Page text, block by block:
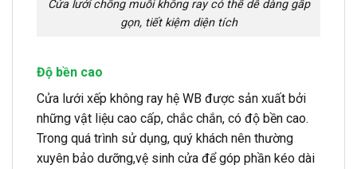
Cửa lưới chống muỗi không ray có thể dễ dàng gấp
gọn, tiết kiệm diện tích
Độ bền cao
Cửa lưới xếp không ray hệ WB được sản xuất bởi
những vật liệu cao cấp, chắc chắn, có độ bền cao.
Trong quá trình sử dụng, quý khách nên thường
xuyên bảo dưỡng,vệ sinh cửa để góp phần kéo dài